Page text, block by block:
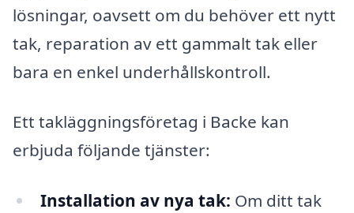
lösningar, oavsett om du behöver ett nytt
tak, reparation av ett gammalt tak eller
bara en enkel underhållskontroll.
Ett takläggningsföretag i Backe kan
erbjuda följande tjänster:
Installation av nya tak: Om ditt tak